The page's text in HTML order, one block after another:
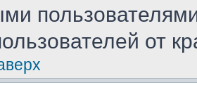
от